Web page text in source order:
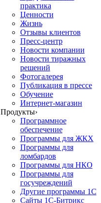
практика
Ценности
Жизнь
Отзывы клиентов
Пресс-центр
Новости компании
Новости тиражных
решений
Фотогалерея
Публикация в прессе
Обучение
Интернет-магазин
Продукты›
Программное
обеспечение
Программы для ЖКХ
Программы для
ломбардов
Программы для НКО
Программы для
госучреждений
Другие программы 1С
Сайты 1С-Битрикс